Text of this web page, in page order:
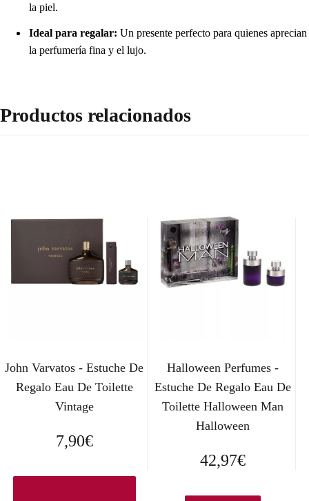
la piel.
Ideal para regalar: Un presente perfecto para quienes aprecian
la perfumería fina y el lujo.
Productos relacionados
John Varvatos - Estuche De
Regalo Eau De Toilette
Vintage
7,90€
Halloween Perfumes -
Estuche De Regalo Eau De
Toilette Halloween Man
Halloween
42,97€